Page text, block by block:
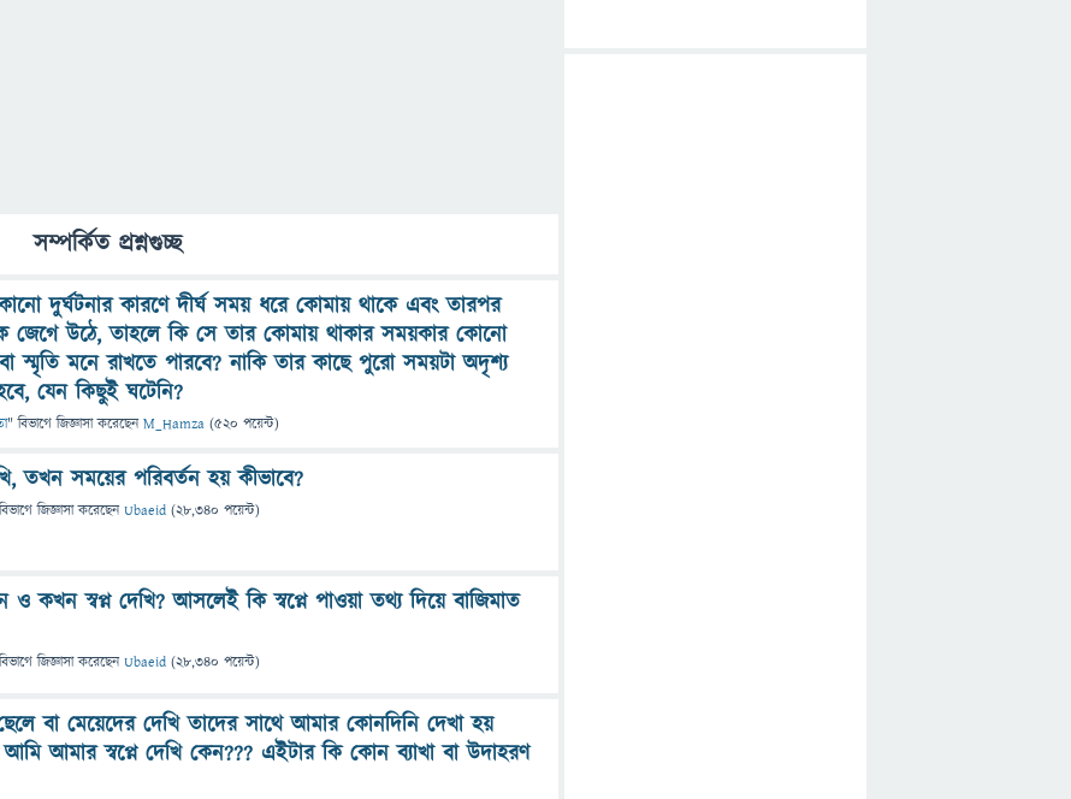
সম্পর্কিত প্রশ্নগুচ্ছ
দুর্ঘটনার কারণে দীর্ঘ সময় ধরে কোমায় থাকে এবং তারপর
উঠে, তাহলে কি সে তার কোমায় থাকার সময়কার কোনো
স্মৃতি মনে রাখতে পারবে? নাকি তার কাছে পুরো সময়টা অদৃশ্য
যেন কিছুই ঘটেনি?
" বিভাগে জিজ্ঞাসাকরেছেনM_Hamza (520 পয়েন্ট)
তখন সময়ের পরিবর্তন হয় কীভাবে?
জিজ্ঞাসাকরেছেনUbaeid (28,340 পয়েন্ট)
ও কখন স্বপ্ন দেখি? আসলেই কি স্বপ্নে পাওয়া তথ্য দিয়ে বাজিমাত
জিজ্ঞাসাকরেছেনUbaeid (28,340 পয়েন্ট)
বা মেয়েদের দেখি তাদের সাথে আমার কোনদিনি দেখা হয়
আমার স্বপ্নে দেখি কেন??? এইটার কি কোন ব্যাখা বা উদাহরণ